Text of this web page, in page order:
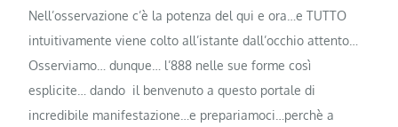
Nell’osservazione c’è la potenza del qui e ora…e TUTTO
intuitivamente viene colto all’istante dall’occhio attento…
Osserviamo… dunque… l’888 nelle sue forme così
esplicite… dando il benvenuto a questo portale di
incredibile manifestazione…e prepariamoci…perchè a